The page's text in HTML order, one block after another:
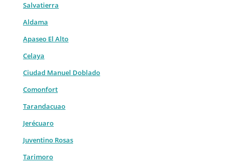
Salvatierra
Aldama
Apaseo El Alto
Celaya
Ciudad Manuel Doblado
Comonfort
Tarandacuao
Jerécuaro
Juventino Rosas
Tarimoro